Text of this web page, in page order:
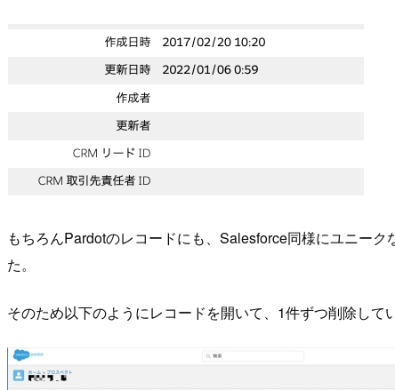
もちろんPardotのレコードにも、Salesforce同様にユニー
た。
そのため以下のようにレコードを開いて、1件ずつ削除してい